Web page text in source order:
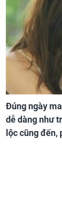
Đúng ngày
dễ dàng như
lộc cũng đến,